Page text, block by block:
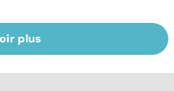
plus